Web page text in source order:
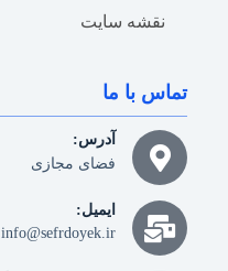
نقشه سایت
تماس با ما
آدرس:
فضای مجازی
ایمیل:
info@sefrdoyek.ir